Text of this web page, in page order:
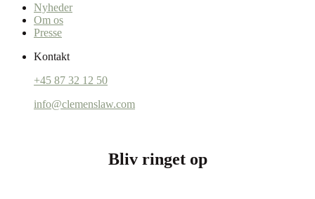
Nyheder
Om os
Presse
Kontakt
+45 87 32 12 50
info@clemenslaw.com
Bliv ringet op